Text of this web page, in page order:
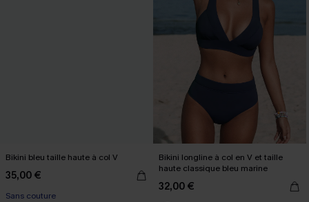
Bikini bleu taille haute à col V
35,00 €
Sans couture
Bikini longline à col en V et taille
haute classique bleu marine
32,00 €